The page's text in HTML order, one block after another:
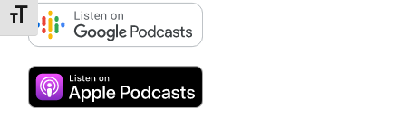
Alternar tamaño de letra